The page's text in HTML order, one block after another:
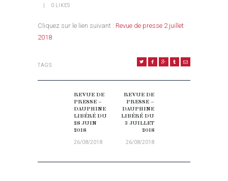
0
LIKES
Cliquez sur le lien suivant : Revue de presse 2 juillet
2018
TAGS:
Previous post:
REVUE DE
PRESSE –
DAUPHINE
LIBÉRÉ DU
28 JUIN
2018
26/08/2018
Next post:
REVUE DE
PRESSE –
DAUPHINE
LIBÉRÉ DU
3 JUILLET
2018
26/08/2018